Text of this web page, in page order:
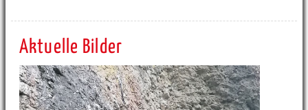
Aktuelle Bilder